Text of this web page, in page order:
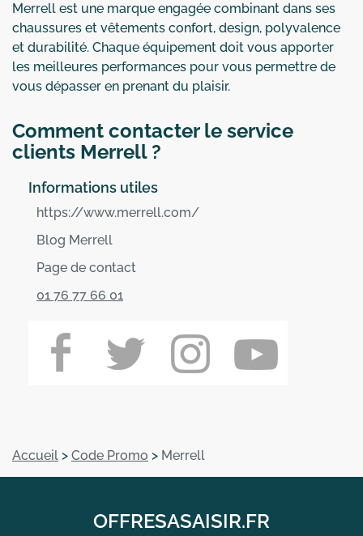
Merrell est une marque engagée combinant dans ses
chaussures et vêtements confort, design, polyvalence
et durabilité. Chaque équipement doit vous apporter
les meilleures performances pour vous permettre de
vous dépasser en prenant du plaisir.
Comment contacter le service
clients Merrell ?
Informations utiles
https://www.merrell.com/
Blog Merrell
Page de contact
01 76 77 66 01
Accueil > Code Promo > Merrell
OFFRESASAISIR.FR